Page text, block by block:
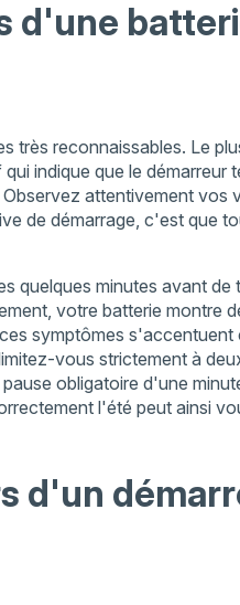
d'une
très reconnaissables. Le
indique que le démarreur
attentivement vos
de démarrage, c'est que
quelques minutes avant de
votre batterie montre
symptômes s'accentuent
vous strictement à
obligatoire d'une
l'été peut ainsi
d'un